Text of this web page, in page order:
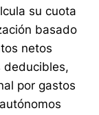
su cuota
basado
netos
deducibles,
por gastos